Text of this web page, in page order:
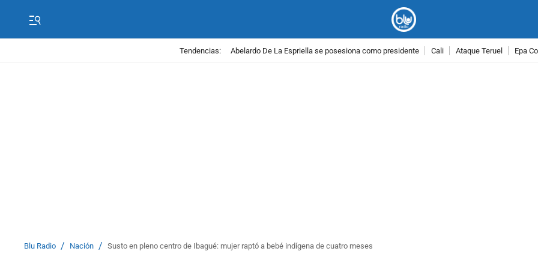
Tendencias: Abelardo De La Espriella se posesiona como presidente Cali Ataque Teruel Epa
Blu Radio / Nación / Susto en pleno centro de Ibagué: mujer raptó a bebé indígena de cuatro meses